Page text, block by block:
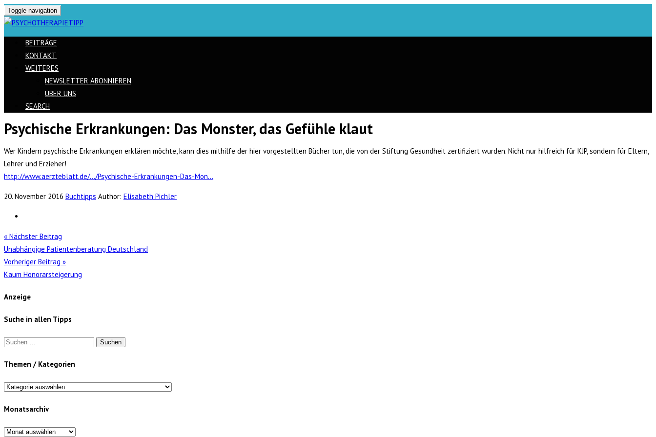
Toggle navigation
BEITRÄGE
KONTAKT
WEITERES
NEWSLETTER ABONNIEREN
ÜBER UNS
SEARCH
Skip
content
Psychische Erkrankungen: Das Monster, das Gefühle klaut
Wer Kindern psychische Erkrankungen erklären möchte, kann dies mithilfe der hier vorgestellten Bücher tun, die von der Stiftung Gesundheit zertifiziert wurden. Nicht nur hilfreich für KJP, sondern für Eltern,
Lehrer und Erzieher!
http://www.aerzteblatt.de/…/Psychische-Erkrankungen-Das-Mon…
20. November 2016 Buchtipps Author: Elisabeth Pichler
« Nächster Beitrag
Unabhängige Patientenberatung Deutschland
Vorheriger Beitrag »
Kaum Honorarsteigerung
Anzeige
Suche in allen Tipps
Suchen
Themen / Kategorien
Themen
Kategorien
Monatsarchiv
Monatsarchiv